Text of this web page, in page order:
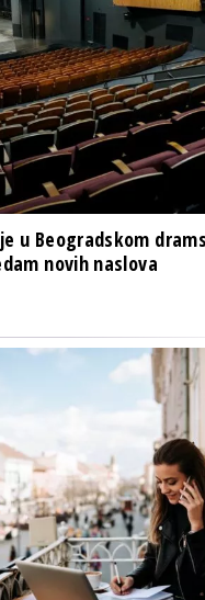
u Beogradskom
novih naslova